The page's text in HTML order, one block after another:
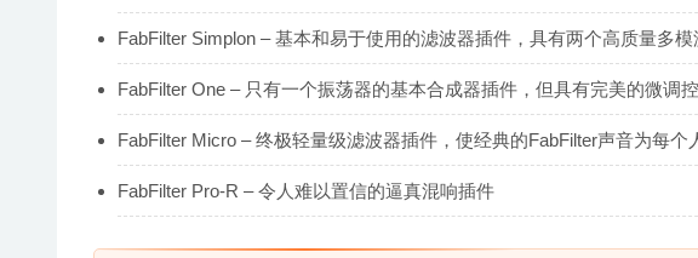
FabFilter Simplon – 基本和易于使用的滤波器插件，具有两个高质量多
FabFilter One – 只有一个振荡器的基本合成器插件，但具有完美的微调
FabFilter Micro – 终极轻量级滤波器插件，使经典的FabFilter声音为每个
FabFilter Pro-R – 令人难以置信的逼真混响插件